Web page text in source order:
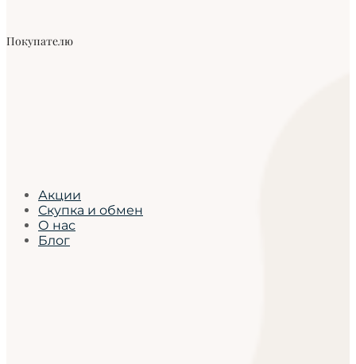
Покупателю
Акции
Скупка и обмен
О нас
Блог